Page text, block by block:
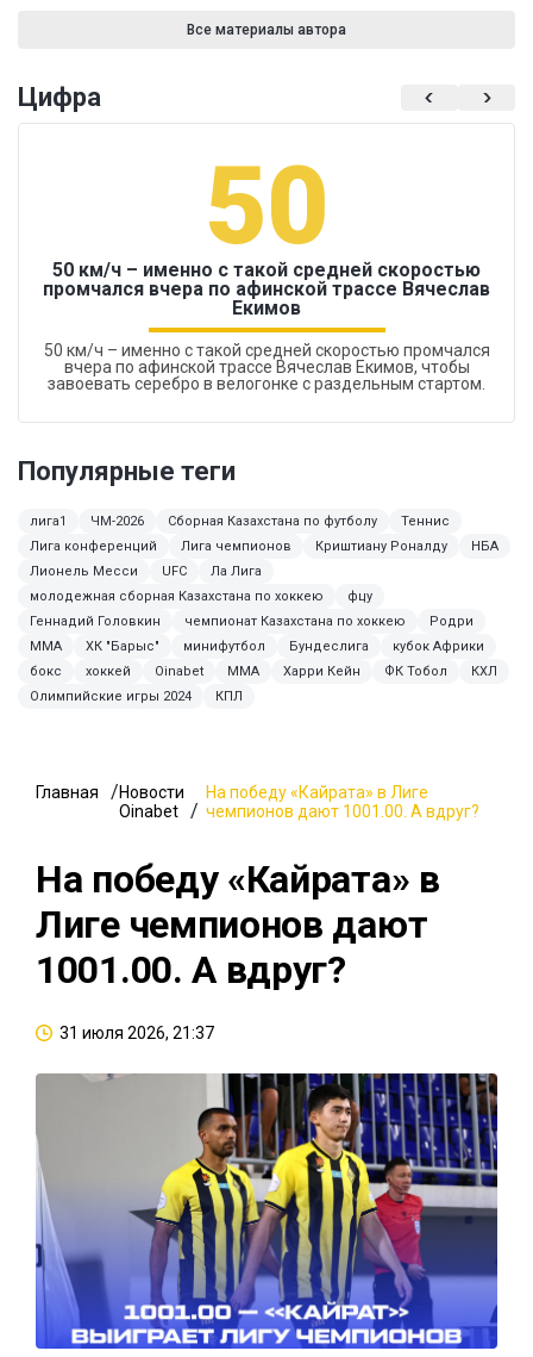
Все материалы автора
Цифра
50
50 км/ч – именно с такой средней скоростью
промчался вчера по афинской трассе Вячеслав
Екимов
50 км/ч – именно с такой средней скоростью промчался
вчера по афинской трассе Вячеслав Екимов, чтобы
завоевать серебро в велогонке с раздельным стартом.
Популярные теги
лига1 ЧМ-2026 Сборная Казахстана по футболу
Теннис
Лига конференций
Лига чемпионов Криштиану Роналду
НБА
Лионель Месси
UFC
Ла Лига
молодежная сборная Казахстана по хоккею
фцу
Геннадий Головкин
чемпионат Казахстана по хоккею
Родри
ММА
ХК "Барыс" минифутбол Бундеслига
кубок Африки
бокс
хоккей Oinabet MMA Харри Кейн ФК Тобол
КХЛ
Олимпийские игры 2024
КПЛ
Главная
Новости
Oinabet
На победу «Кайрата» в Лиге
чемпионов дают 1001.00. А вдруг?
На победу «Кайрата» в
Лиге чемпионов дают
1001.00. А вдруг?
31 июля 2026, 21:37